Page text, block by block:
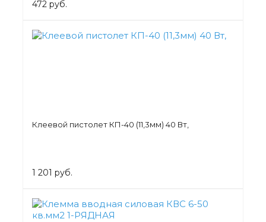
472 руб.
Клеевой пистолет КП-40 (11,3мм) 40 Вт,
1 201 руб.